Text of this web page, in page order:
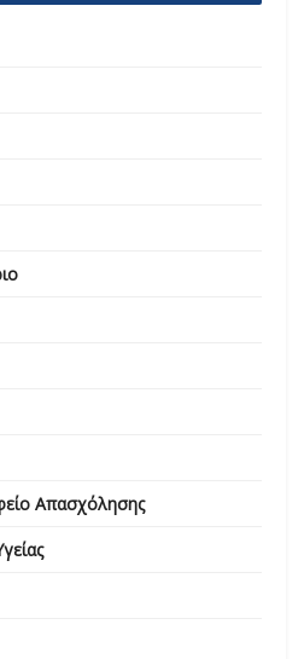
Απασχόλησης